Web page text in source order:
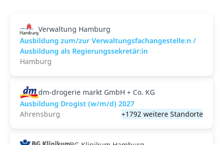
Verwaltung Hamburg
Ausbildung zum/zur Verwaltungsfachangestelle:n /
Ausbildung als Regierungssekretär:in
Hamburg
dm-drogerie markt GmbH + Co. KG
Ausbildung Drogist (w/m/d) 2027
Ahrensburg
+1792 weitere Standorte